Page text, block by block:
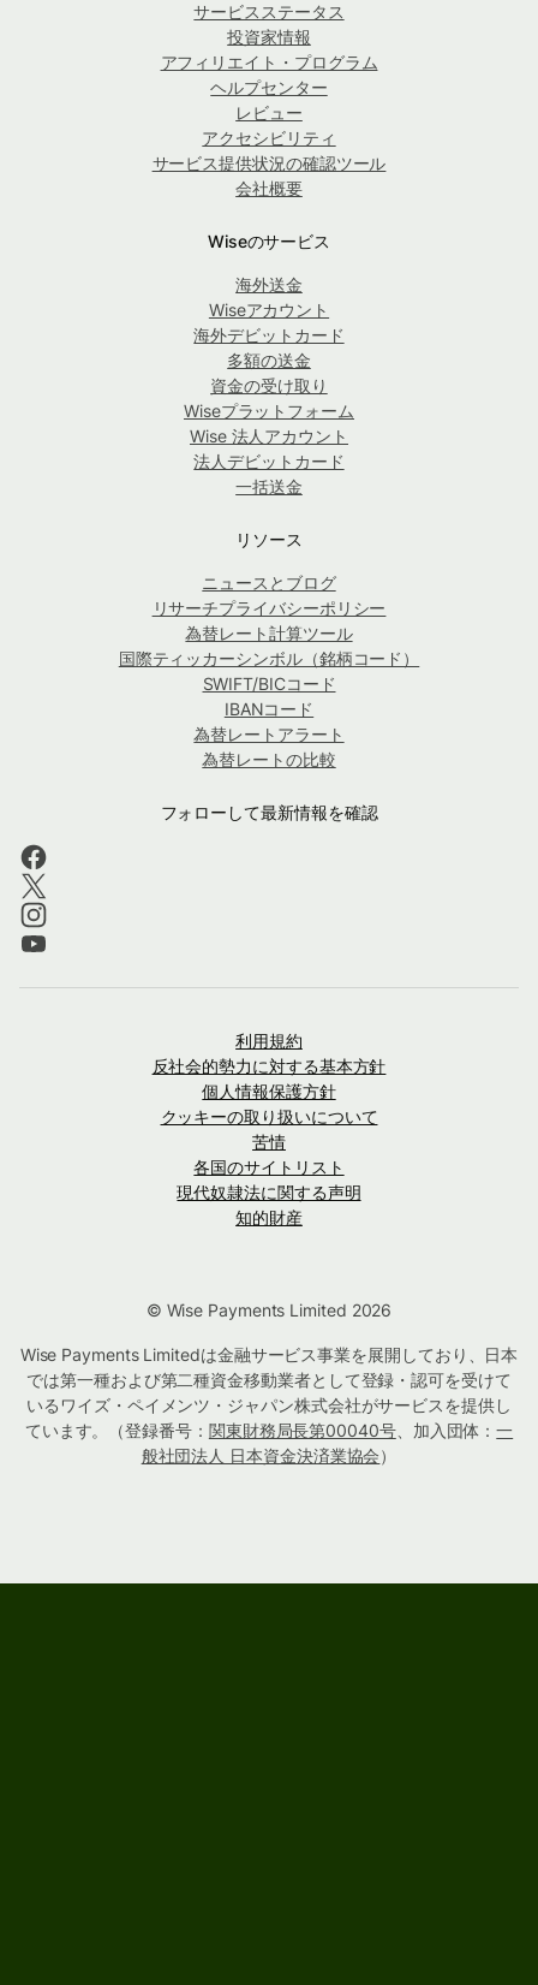
サービスステータス
投資家情報
アフィリエイト・プログラム
ヘルプセンター
レビュー
アクセシビリティ
サービス提供状況の確認ツール
会社概要
Wiseのサービス
海外送金
Wiseアカウント
海外デビットカード
多額の送金
資金の受け取り
Wiseプラットフォーム
Wise 法人アカウント
法人デビットカード
一括送金
リソース
ニュースとブログ
リサーチプライバシーポリシー
為替レート計算ツール
国際ティッカーシンボル（銘柄コード）
SWIFT/BICコード
IBANコード
為替レートアラート
為替レートの比較
フォローして最新情報を確認
利用規約
反社会的勢力に対する基本方針
個人情報保護方針
クッキーの取り扱いについて
苦情
各国のサイトリスト
現代奴隷法に関する声明
知的財産
© Wise Payments Limited 2026
Wise Payments Limitedは金融サービス事業を展開しており、日本
では第一種および第二種資金移動業者として登録・認可を受けて
いるワイズ・ペイメンツ・ジャパン株式会社がサービスを提供し
ています。（登録番号： 関東財務局長第00040号、加入団体：一
般社団法人 日本資金決済業協会）